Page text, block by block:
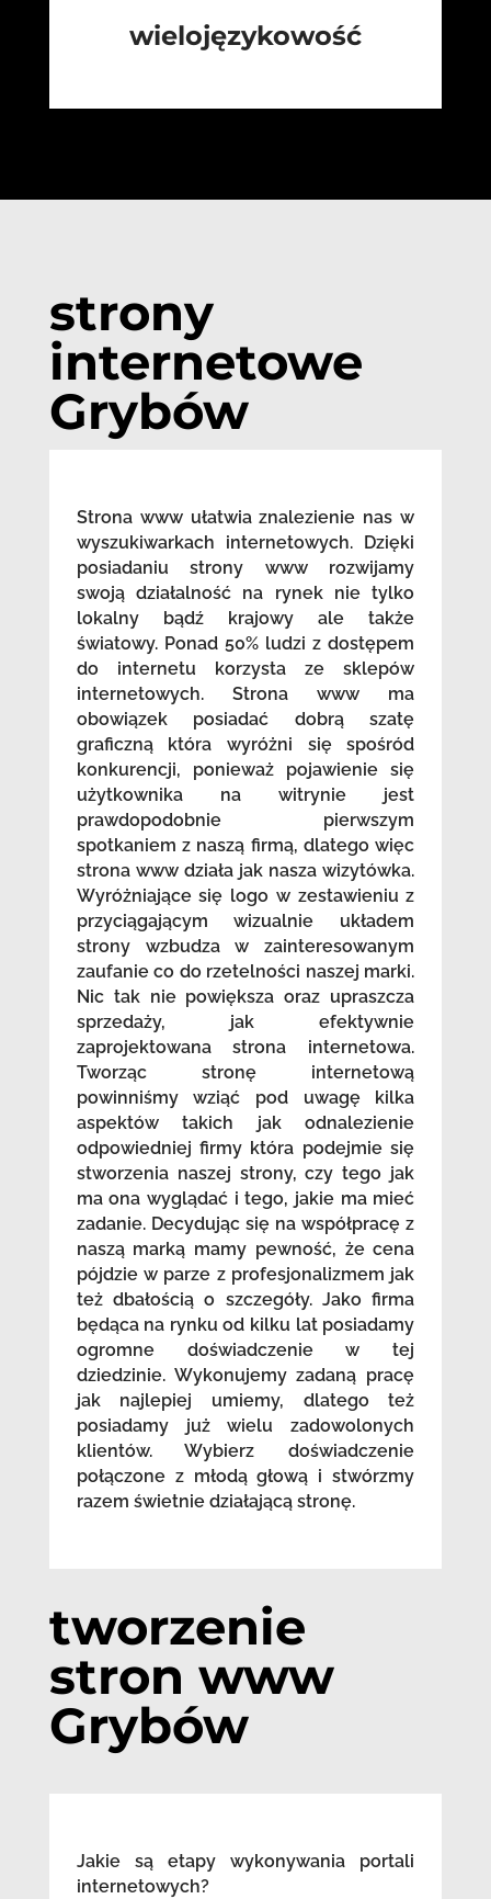
wielojęzykowość
strony
internetowe
Grybów
Strona www ułatwia znalezienie nas w
wyszukiwarkach internetowych. Dzięki
posiadaniu strony www rozwijamy
swoją działalność na rynek nie tylko
lokalny bądź krajowy ale także
światowy. Ponad 50% ludzi z dostępem
do internetu korzysta ze sklepów
internetowych. Strona www ma
obowiązek posiadać dobrą szatę
graficzną która wyróżni się spośród
konkurencji, ponieważ pojawienie się
użytkownika na witrynie jest
prawdopodobnie pierwszym
spotkaniem z naszą firmą, dlatego więc
strona www działa jak nasza wizytówka.
Wyróżniające się logo w zestawieniu z
przyciągającym wizualnie układem
strony wzbudza w zainteresowanym
zaufanie co do rzetelności naszej marki.
Nic tak nie powiększa oraz upraszcza
sprzedaży, jak efektywnie
zaprojektowana strona internetowa.
Tworząc stronę internetową
powinniśmy wziąć pod uwagę kilka
aspektów takich jak odnalezienie
odpowiedniej firmy która podejmie się
stworzenia naszej strony, czy tego jak
ma ona wyglądać i tego, jakie ma mieć
zadanie. Decydując się na współpracę z
naszą marką mamy pewność, że cena
pójdzie w parze z profesjonalizmem jak
też dbałością o szczegóły. Jako firma
będąca na rynku od kilku lat posiadamy
ogromne doświadczenie w tej
dziedzinie. Wykonujemy zadaną pracę
jak najlepiej umiemy, dlatego też
posiadamy już wielu zadowolonych
klientów. Wybierz doświadczenie
połączone z młodą głową i stwórzmy
razem świetnie działającą stronę.
tworzenie
stron www
Grybów
Jakie są etapy wykonywania portali
internetowych?